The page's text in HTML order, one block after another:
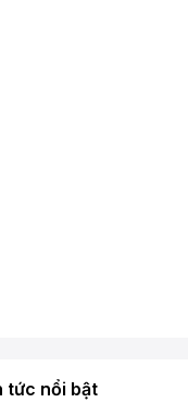
tức nổi bật